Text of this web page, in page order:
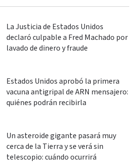
La Justicia de Estados Unidos
declaró culpable a Fred Machado por
lavado de dinero y fraude
Estados Unidos aprobó la primera
vacuna antigripal de ARN mensajero:
quiénes podrán recibirla
Un asteroide gigante pasará muy
cerca de la Tierra y se verá sin
telescopio: cuándo ocurrirá